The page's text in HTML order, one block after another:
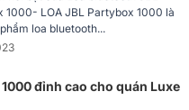
loa sonyđược bảo vệ bằng
với hệ thống nút bấm có độ
1000- LOA JBL Partybox 1000 là
loa bluetooth...
đỉnh cao cho quán Luxe